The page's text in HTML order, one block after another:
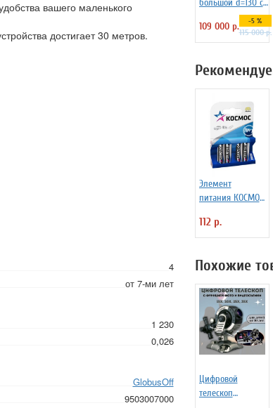
вашего маленького
достигает 30 метров.
4
от 7-ми лет
1 230
0,026
GlobusOff
9503007000
большой d=130 см
на пластиковой
подставке
109 000 р. -5 %
115 000 р.
Элемент
питания КОСМОС
пальчиковые, 4
шт.)
112 р.
Похожие
Цифровой
телескоп